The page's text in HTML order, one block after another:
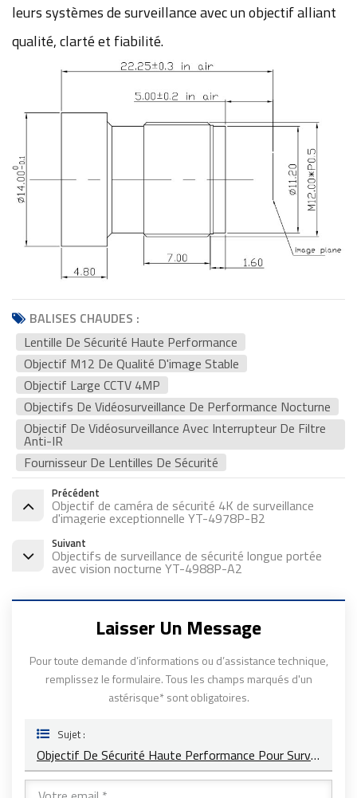
leurs systèmes de surveillance avec un objectif alliant
qualité, clarté et fiabilité.
BALISES CHAUDES :
Lentille De Sécurité Haute Performance
Objectif M12 De Qualité D'image Stable
Objectif Large CCTV 4MP
Objectifs De Vidéosurveillance De Performance Nocturne
Objectif De Vidéosurveillance Avec Interrupteur De Filtre
Anti-IR
Fournisseur De Lentilles De Sécurité
Précédent
Objectif de caméra de sécurité 4K de surveillance
d'imagerie exceptionnelle YT-4978P-B2
Suivant
Objectifs de surveillance de sécurité longue portée
avec vision nocturne YT-4988P-A2
Laisser Un Message
Pour toute demande d’informations ou d’assistance technique,
remplissez le formulaire. Tous les champs marqués d'un
astérisque* sont obligatoires.
Sujet :
Objectif De Sécurité Haute Performance Pour Surveillance Ultra-Large YT-4975P-B2